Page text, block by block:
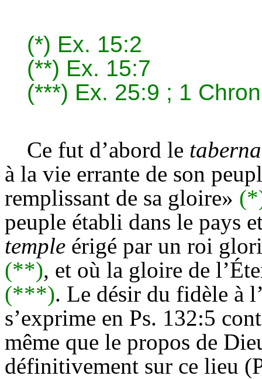
(*) Ex. 15:2
(**) Ex. 15:7
(***) Ex. 25:9 ; 1
Ce fut d’abord le
à la vie errante de son
remplissant de sa gloire»
peuple établi dans le pays
temple érigé par un roi
(**), et où la gloire de
(***). Le désir du fidèle à
s’exprime en Ps. 132:5
même que le propos de
définitivement sur ce lieu